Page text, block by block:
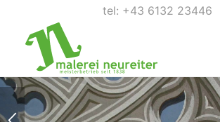
tel: +43 6132 23446